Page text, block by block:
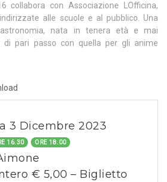
collabora con Associazione LOfficina,
alle scuole e al pubblico. Una
nata in tenera età e mai
di pari passo con quella per gli anime
3 Dicembre 2023
16.30 ORE 18.00
€ 5,00 – Biglietto